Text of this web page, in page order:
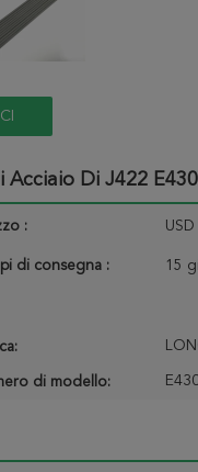
Di J422
: USD
di consegna :
15
di modello: